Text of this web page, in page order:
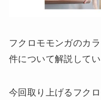
フクロモモンガのカ
件について解説してい
今回取り上げるフク